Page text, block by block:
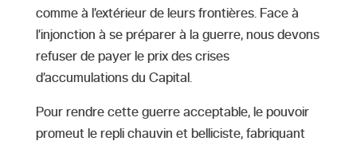
comme à l’extérieur de leurs frontières. Face à
l’injonction à se préparer à la guerre, nous devons
refuser de payer le prix des crises
d’accumulations du Capital.
Pour rendre cette guerre acceptable, le pouvoir
promeut le repli chauvin et belliciste, fabriquant